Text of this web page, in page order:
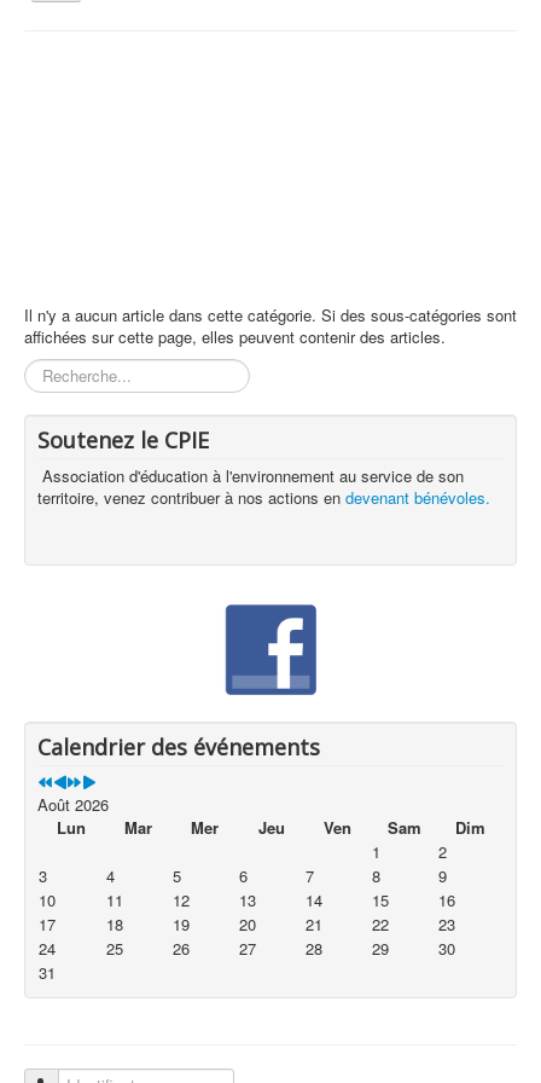
la
Guide Nature Patrimoine Volontaire (GNPV)
Centre de Ressources du Territoire (CRT)
Contact
Il n'y a aucun article dans cette catégorie. Si des sous-catégories sont
affichées sur cette page, elles peuvent contenir des articles.
Rechercher
Soutenez le CPIE
Association d'éducation à l'environnement au service de son
territoire, venez contribuer à nos actions en devenant bénévoles.
Calendrier des événements
Août 2026
Lun
Mar Mer Jeu Ven Sam
Dim
1
2
3
4 5 6 7 8
9
10
11 12 13 14 15
16
17
18 19 20 21 22
23
24
25 26 27 28 29
30
31